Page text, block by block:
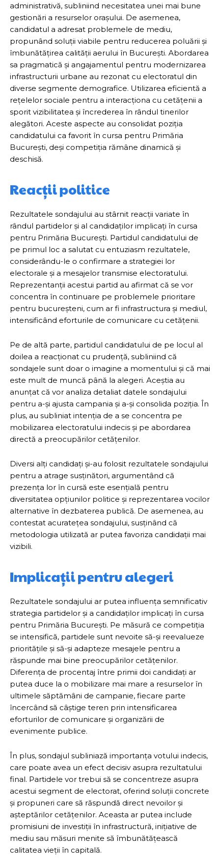
administrativă, subliniind necesitatea unei mai bune
gestionări a resurselor orașului. De asemenea,
candidatul a adresat problemele de mediu,
propunând soluții viabile pentru reducerea poluării și
îmbunătățirea calității aerului în București. Abordarea
sa pragmatică și angajamentul pentru modernizarea
infrastructurii urbane au rezonat cu electoratul din
diverse segmente demografice. Utilizarea eficientă a
rețelelor sociale pentru a interacționa cu cetățenii a
sporit vizibilitatea și încrederea în rândul tinerilor
alegători. Aceste aspecte au consolidat poziția
candidatului ca favorit în cursa pentru Primăria
București, deși competiția rămâne dinamică și
deschisă.
Reacții politice
Rezultatele sondajului au stârnit reacții variate în
rândul partidelor și al candidaților implicați în cursa
pentru Primăria București. Partidul candidatului de
pe primul loc a salutat cu entuziasm rezultatele,
considerându-le o confirmare a strategiei lor
electorale și a mesajelor transmise electoratului.
Reprezentanții acestui partid au afirmat că se vor
concentra în continuare pe problemele prioritare
pentru bucureșteni, cum ar fi infrastructura și mediul,
intensificând eforturile de comunicare cu cetățenii.
Pe de altă parte, partidul candidatului de pe locul al
doilea a reacționat cu prudență, subliniind că
sondajele sunt doar o imagine a momentului și că mai
este mult de muncă până la alegeri. Aceștia au
anunțat că vor analiza detaliat datele sondajului
pentru a-și ajusta campania și a-și consolida poziția. În
plus, au subliniat intenția de a se concentra pe
mobilizarea electoratului indecis și pe abordarea
directă a preocupărilor cetățenilor.
Diversi alți candidați și-au folosit rezultatele sondajului
pentru a atrage susținători, argumentând că
prezența lor în cursă este esențială pentru
diversitatea opțiunilor politice și reprezentarea vocilor
alternative în dezbaterea publică. De asemenea, au
contestat acuratețea sondajului, susținând că
metodologia utilizată ar putea favoriza candidații mai
vizibili.
Implicații pentru alegeri
Rezultatele sondajului ar putea influența semnificativ
strategia partidelor și a candidaților implicați în cursa
pentru Primăria București. Pe măsură ce competiția
se intensifică, partidele sunt nevoite să-și reevalueze
prioritățile și să-și adapteze mesajele pentru a
răspunde mai bine preocupărilor cetățenilor.
Diferența de procentaj între primii doi candidați ar
putea duce la o mobilizare mai mare a resurselor în
ultimele săptămâni de campanie, fiecare parte
încercând să câștige teren prin intensificarea
eforturilor de comunicare și organizării de
evenimente publice.
În plus, sondajul subliniază importanța votului indecis,
care poate avea un efect decisiv asupra rezultatului
final. Partidele vor trebui să se concentreze asupra
acestui segment de electorat, oferind soluții concrete
și propuneri care să răspundă direct nevoilor și
așteptărilor cetățenilor. Aceasta ar putea include
promisiuni de investiții în infrastructură, inițiative de
mediu sau măsuri menite să îmbunătățească
calitatea vieții în capitală.